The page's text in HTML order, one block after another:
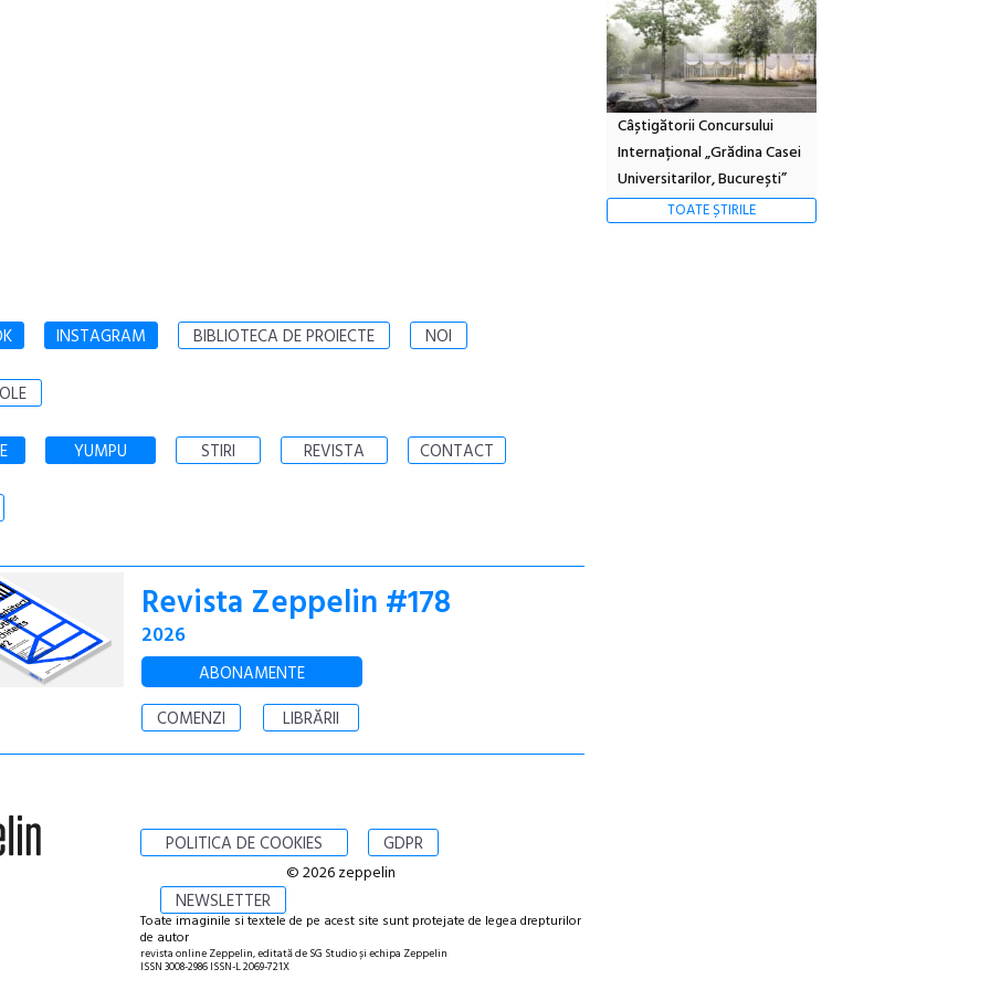
Câștigătorii Concursului
Internațional „Grădina Casei
Universitarilor, București”
TOATE ȘTIRILE
INSTAGRAM BIBLIOTECA DE PROIECTE NOI
YUMPU STIRI REVISTA CONTACT
Revista Zeppelin #178
2026
ABONAMENTE
COMENZI
LIBRĂRII
POLITICA DE COOKIES GDPR
NEWSLETTER
© 2026 zeppelin
Toate imaginile si textele de pe acest site sunt protejate de legea drepturilor
de autor
revista online Zeppelin, editată de SG Studio și echipa Zeppelin
ISSN 3008-2986 ISSN-L 2069-721X